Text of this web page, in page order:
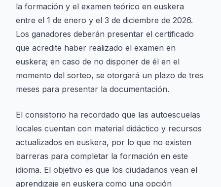
la formación y el examen teórico en euskera
entre el 1 de enero y el 3 de diciembre de 2026.
Los ganadores deberán presentar el certificado
que acredite haber realizado el examen en
euskera; en caso de no disponer de él en el
momento del sorteo, se otorgará un plazo de tres
meses para presentar la documentación.
El consistorio ha recordado que las autoescuelas
locales cuentan con material didáctico y recursos
actualizados en euskera, por lo que no existen
barreras para completar la formación en este
idioma. El objetivo es que los ciudadanos vean el
aprendizaje en euskera como una opción